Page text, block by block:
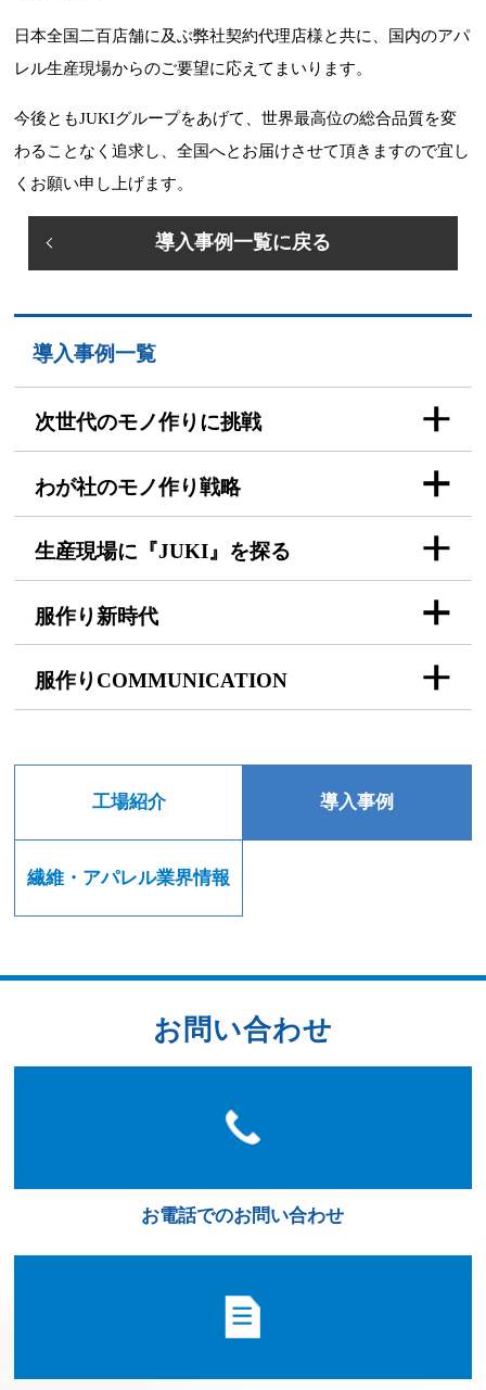
日本全国二百店舗に及ぶ弊社契約代理店様と共に、国内のアパ
レル生産現場からのご要望に応えてまいります。
今後ともJUKIグループをあげて、世界最高位の総合品質を変
わることなく追求し、全国へとお届けさせて頂きますので宜し
くお願い申し上げます。
導入事例一覧に戻る
導入事例一覧
次世代のモノ作りに挑戦
わが社のモノ作り戦略
生産現場に『JUKI』を探る
服作り新時代
服作りCOMMUNICATION
工場紹介 導入事例
繊維・アパレル業界情報
お問い合わせ
お電話でのお問い合わせ